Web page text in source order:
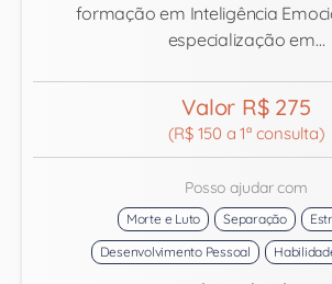
formação em Inteligência
especialização em…
Valor R$ 275
(R$ 150 a 1ª consulta)
Posso ajudar com
Morte e Luto Separação
Desenvolvimento Pessoal